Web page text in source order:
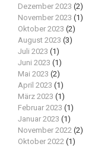
Dezember 2023 (2)
November 2023 (1)
Oktober 2023 (2)
August 2023 (3)
Juli 2023 (1)
Juni 2023 (1)
Mai 2023 (2)
April 2023 (1)
März 2023 (1)
Februar 2023 (1)
Januar 2023 (1)
November 2022 (2)
Oktober 2022 (1)